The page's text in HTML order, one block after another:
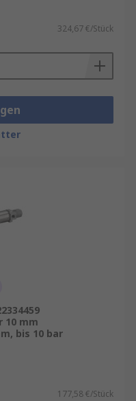
324,67 €/Stück
10 mm
bis 10 bar
177,58 €/Stück